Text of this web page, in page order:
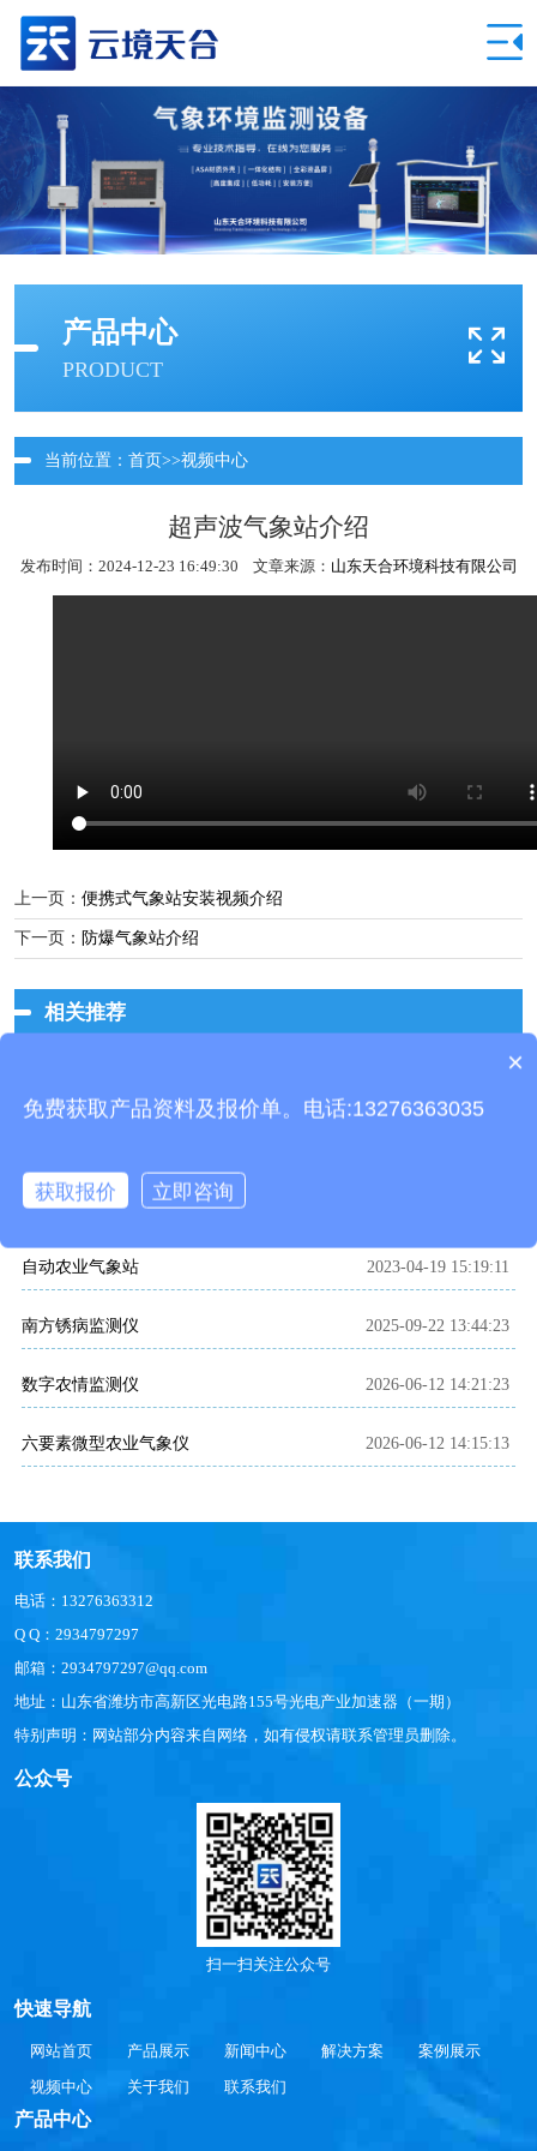
产品中心
PRODUCT
当前位置： 首页>>视频中心
超声波气象站介绍
发布时间：2024-12-23 16:49:30 文章来源： 山东天合环境科技有限公司
上一页： 便携式气象站安装视频介绍
下一页： 防爆气象站介绍
相关推荐
相关文章
智能水肥一体机
自动农业气象站 2023-04-19 15:19:11
南方锈病监测仪 2025-09-22 13:44:23
数字农情监测仪 2026-06-12 14:21:23
六要素微型农业气象仪 2026-06-12 14:15:13
联系我们
电话：13276363312
Q Q：2934797297
邮箱：2934797297@qq.com
地址：山东省潍坊市高新区光电路155号光电产业加速器（一期）
特别声明：网站部分内容来自网络，如有侵权请联系管理员删除。
公众号
扫一扫关注公众号
快速导航
网站首页 产品展示 新闻中心 解决方案
案例展示
视频中心
关于我们 联系我们
产品中心
产品包含安装吗？
×
免费获取产品资料及报价单。电话:13276363035
获取报价 立即咨询